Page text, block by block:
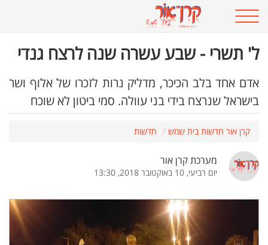
ל' תשרי - שבע עשרה שנה לרצח גנדי
אדם אחד בלב הכיכר, מדליק נרות לזכרו של אלוף ושר
בישראל שנרצח בידי בני עוולה. סמי ביטון לא שוכח
קרן אור חדשות בית שמש חדשות
מערכת קרן אור
יום רביעי, 10 באוקטובר 2018, 13:30